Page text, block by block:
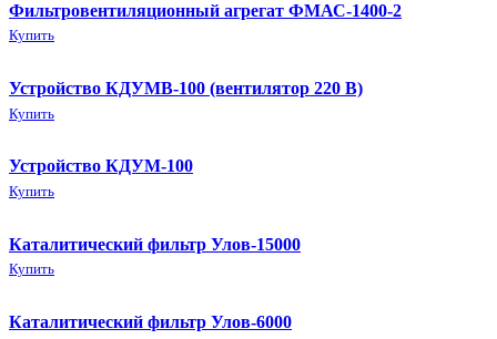
Фильтровентиляционный агрегат ФМАС-1400-2
Купить
Устройство КДУМВ-100 (вентилятор 220 В)
Купить
Устройство КДУМ-100
Купить
Каталитический фильтр Улов-15000
Купить
Каталитический фильтр Улов-6000